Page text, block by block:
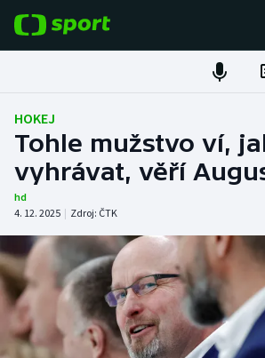
Fotbal
Hokej
Atletika
Cyklistika
DALŠÍ SPORTY
HOKEJ
Tohle mužstvo ví,
vyhrávat, věří
hd
4. 12. 2025 | Zdroj: ČTK